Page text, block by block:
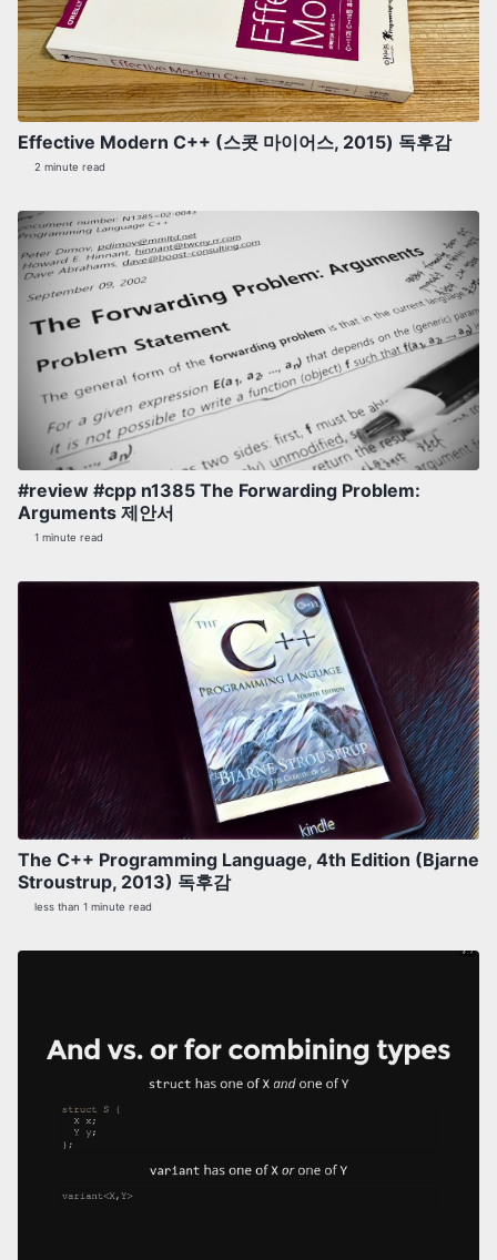
Effective Modern C++ (스콧 마이어스, 2015) 독후감
2 minute read
#review #cpp n1385 The Forwarding Problem:
Arguments 제안서
1 minute read
The C++ Programming Language, 4th Edition (Bjarne
Stroustrup, 2013) 독후감
less than 1 minute read